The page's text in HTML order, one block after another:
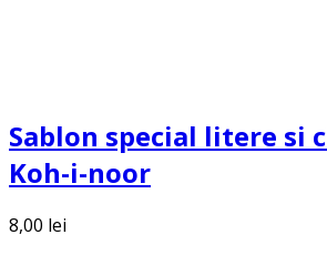
Sablon special litere si
Koh-i-noor
8,00 lei